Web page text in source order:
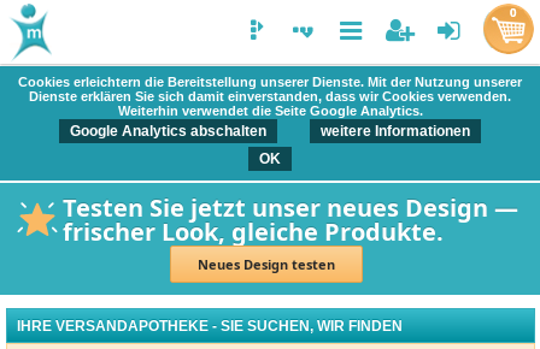
Cookies erleichtern die Bereitstellung unserer Dienste. Mit der Nutzung unserer
Dienste erklären Sie sich damit einverstanden, dass wir Cookies verwenden.
Weiterhin verwendet die Seite Google Analytics.
Google Analytics abschalten
weitere Informationen
OK
Testen Sie jetzt unser neues Design —
frischer Look, gleiche Produkte.
Neues Design testen
0
IHRE VERSANDAPOTHEKE - SIE SUCHEN, WIR FINDEN